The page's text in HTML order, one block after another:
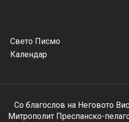
Свето Писмо
Календар
Со благослов на Неговото
Митрополит Преспанско-